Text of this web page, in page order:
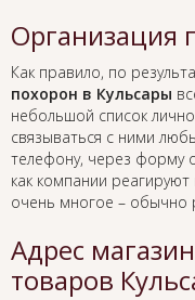
Организация
Как правило, по
похорон в Кульсары
небольшой список
связываться с ними
телефону, через форму
как компании
очень многое – обычно
Адрес
товаров